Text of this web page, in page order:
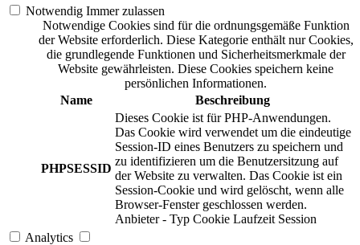
Notwendig Immer zulassen
Notwendige Cookies sind für die ordnungsgemäße Funktion
der Website erforderlich. Diese Kategorie enthält nur Cookies,
die grundlegende Funktionen und Sicherheitsmerkmale der
Website gewährleisten. Diese Cookies speichern keine
persönlichen Informationen.
Name
Beschreibung
PHPSESSID
Dieses Cookie ist für PHP-Anwendungen.
Das Cookie wird verwendet um die eindeutige
Session-ID eines Benutzers zu speichern und
zu identifizieren um die Benutzersitzung auf
der Website zu verwalten. Das Cookie ist ein
Session-Cookie und wird gelöscht, wenn alle
Browser-Fenster geschlossen werden.
Anbieter - Typ Cookie Laufzeit Session
Analytics